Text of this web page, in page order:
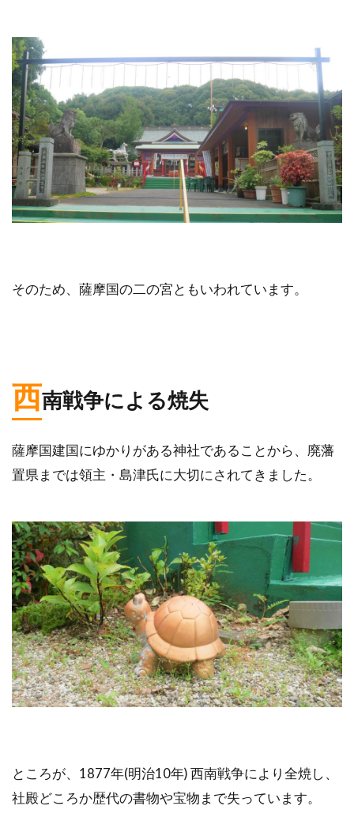
そのため、薩摩国の二の宮ともいわれています。
西南戦争による焼失
薩摩国建国にゆかりがある神社であることから、廃藩
置県までは領主・島津氏に大切にされてきました。
ところが、1877年(明治10年) 西南戦争により全焼し、
社殿どころか歴代の書物や宝物まで失っています。